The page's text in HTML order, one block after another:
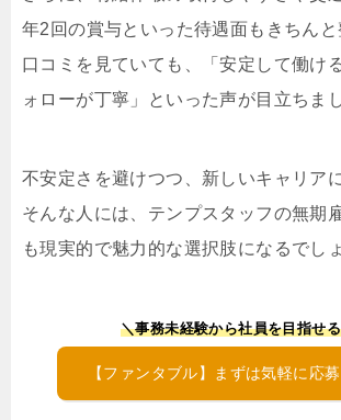
年2回の賞与といった待遇面もきちんと
口コミを見ていても、「安定して働け
ォローが丁寧」といった声が目立ちま
不安定さを避けつつ、新しいキャリア
そんな人には、テンプスタッフの無期
も現実的で魅力的な選択肢になるでし
＼事務未経験から社員を目指せ
【ファンタブル】まずは気軽に応